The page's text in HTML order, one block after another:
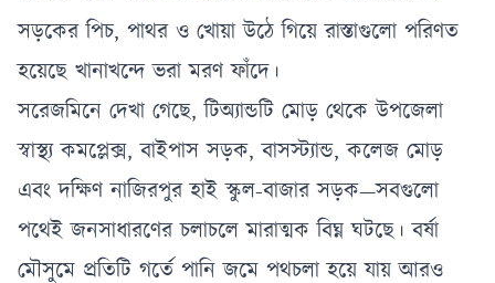
সড়কের পিচ, পাথর ও খোয়া উঠে গিয়ে রাস্তাগুলো পরিণত
হয়েছে খানাখন্দে ভরা মরণ ফাঁদে।
সরেজমিনে দেখা গেছে, টিঅ্যান্ডটি মোড় থেকে উপজেলা
স্বাস্থ্য কমপ্লেক্স, বাইপাস সড়ক, বাসস্ট্যান্ড, কলেজ মোড়
এবং দক্ষিণ নাজিরপুর হাই স্কুল-বাজার সড়ক—সবগুলো
পথেই জনসাধারণের চলাচলে মারাত্মক বিঘ্ন ঘটছে। বর্ষা
মৌসুমে প্রতিটি গর্তে পানি জমে পথচলা হয়ে যায় আরও